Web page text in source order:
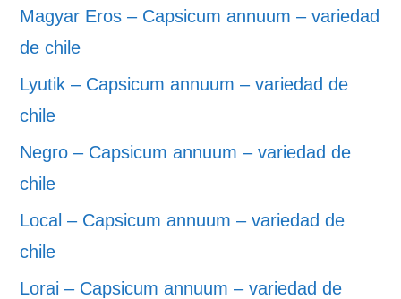
Magyar Eros – Capsicum annuum – variedad
de chile
Lyutik – Capsicum annuum – variedad de
chile
Negro – Capsicum annuum – variedad de
chile
Local – Capsicum annuum – variedad de
chile
Lorai – Capsicum annuum – variedad de